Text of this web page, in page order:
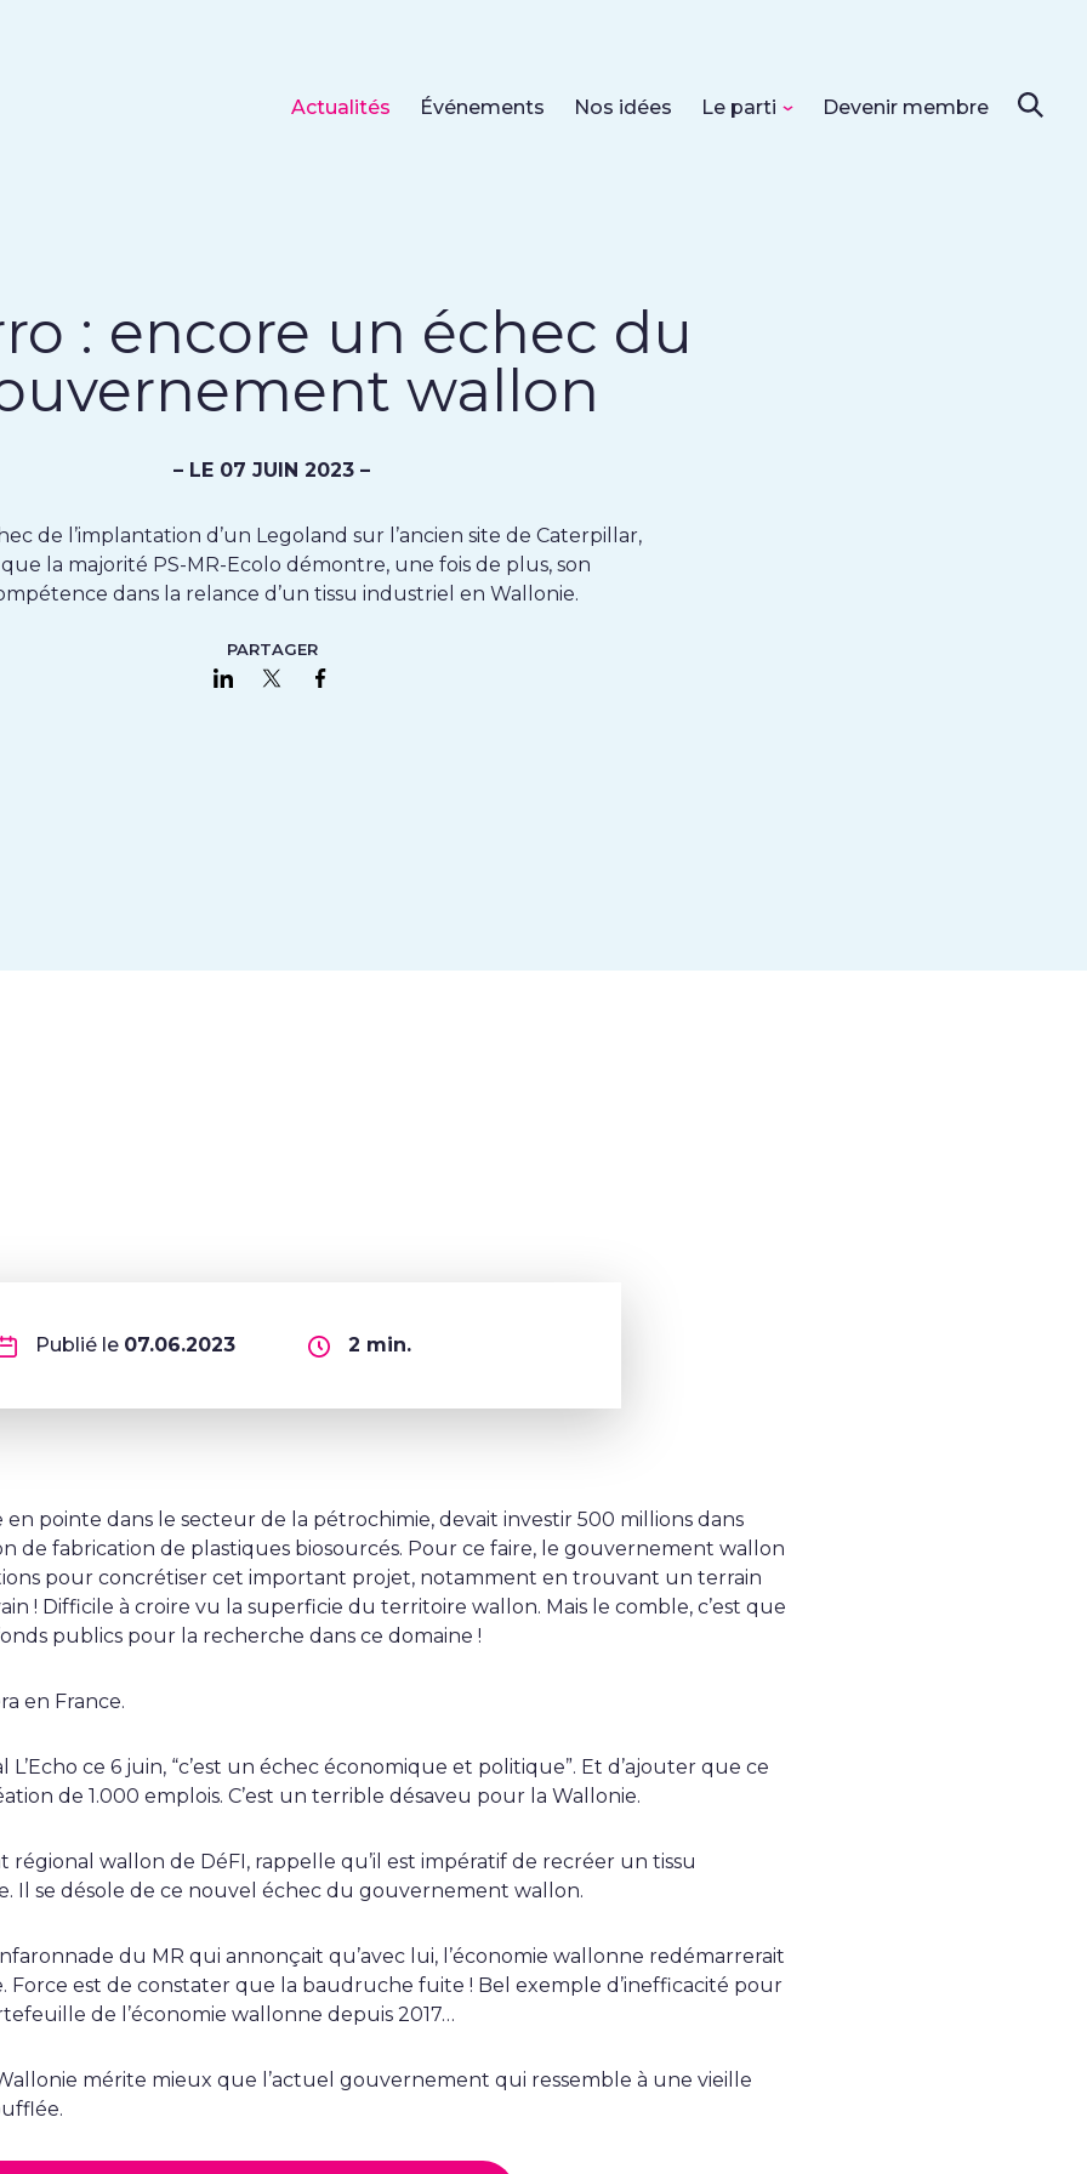
Actualités Événements Nos idées Le parti Devenir membre
: encore un échec du
wallon
– LE 07 JUIN 2023 –
de l’implantation d’un Legoland sur l’ancien site de Caterpillar,
la majorité PS-MR-Ecolo démontre, une fois de plus, son
dans la relance d’un tissu industriel en Wallonie.
PARTAGER
Partager sur LinkedIn
Partager sur Twitter
Publié le 07.06.2023 2 min.
pointe dans le secteur de la pétrochimie, devait investir 500 millions dans
de fabrication de plastiques biosourcés. Pour ce faire, le gouvernement wallon
pour concrétiser cet important projet, notamment en trouvant un terrain
! Difficile à croire vu la superficie du territoire wallon. Mais le comble, c’est que
publics pour la recherche dans ce domaine !
en France.
ce 6 juin, “c’est un échec économique et politique”. Et d’ajouter que ce
de 1.000 emplois. C’est un terrible désaveu pour la Wallonie.
régional wallon de DéFI, rappelle qu’il est impératif de recréer un tissu
Il se désole de ce nouvel échec du gouvernement wallon.
du MR qui annonçait qu’avec lui, l’économie wallonne redémarrerait
Force est de constater que la baudruche fuite ! Bel exemple d’inefficacité pour
de l’économie wallonne depuis 2017…
mérite mieux que l’actuel gouvernement qui ressemble à une vieille